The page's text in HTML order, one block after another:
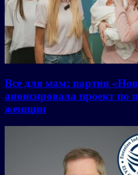
Все для мам: партия
анонсировала проект по
женщин